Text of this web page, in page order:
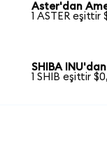
Aster'dan
1 ASTER eşittir
SHIBA
1 SHIB eşittir